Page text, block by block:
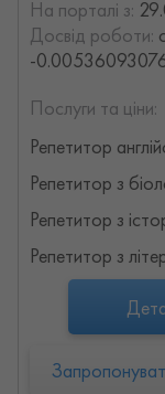
На порталі з:
Досвід роботи:
-
Послуги та ціни:
Репетитор
Репетитор з
Репетитор з
Репетитор з